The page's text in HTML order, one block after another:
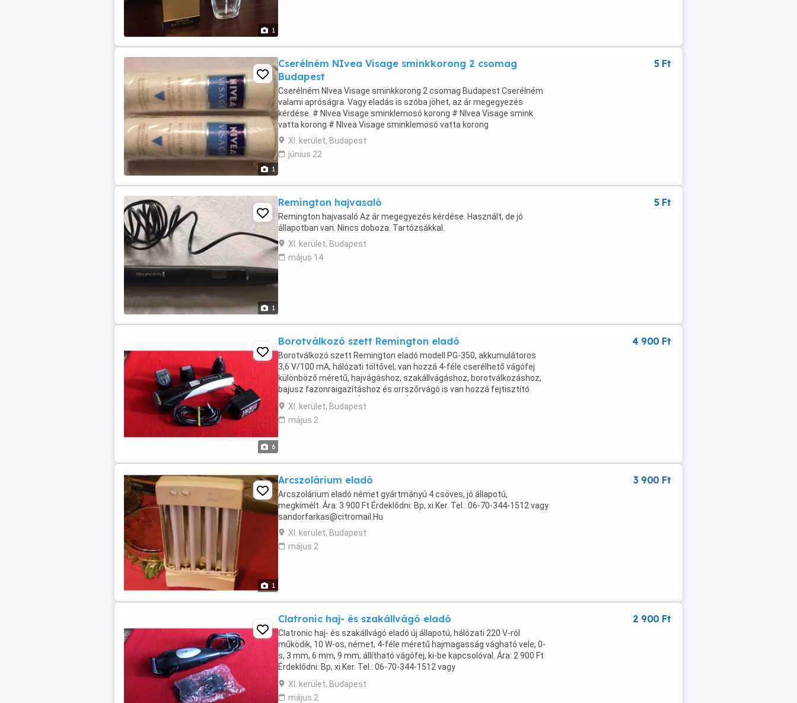
1
1
Cserélném NIvea Visage sminkkorong 2 csomag
Budapest
Cserélném NIvea Visage sminkkorong 2 csomag Budapest Cserélném
valami apróságra. Vagy eladás is szóba jöhet, az ár megegyezés
kérdése. # NIvea Visage sminklemosó korong # NIvea Visage smink
vatta korong # NIvea Visage sminklemosó vatta korong
XI. kerület, Budapest
június 22
5 Ft
1
Remington hajvasaló
Remington hajvasaló Az ár megegyezés kérdése. Használt, de jó
állapotban van. Nincs doboza. Tartózsákkal.
XI. kerület, Budapest
május 14
5 Ft
6
Borotválkozó szett Remington eladó
Borotválkozó szett Remington eladó modell PG-350, akkumulátoros
3,6 V/100 mA, hálózati töltővel, van hozzá 4-féle cserélhető vágófej
különböző méretű, hajvágáshoz, szakállvágáshoz, borotválkozáshoz,
bajusz fazonraigazításhoz és orrszőrvágó is van hozzá fejtisztító
ecsettel, vadonatúj. Ára: 4 900 Ft Érdeklődni: ...
XI. kerület, Budapest
május 2
4 900 Ft
1
Arcszolárium eladó
Arcszolárium eladó német gyártmányú 4 csöves, jó állapotú,
megkímélt. Ára: 3 900 Ft Érdeklődni: Bp, xi.Ker. Tel.: 06-70-344-1512 vagy
sandorfarkas@citromail.Hu
XI. kerület, Budapest
május 2
3 900 Ft
Clatronic haj- és szakállvágó eladó
Clatronic haj- és szakállvágó eladó új állapotú, hálózati 220 V-ról
működik, 10 W-os, német, 4-féle méretű hajmagasság vágható vele, 0-
s, 3 mm, 6 mm, 9 mm, állítható vágófej, ki-be kapcsolóval. Ára: 2 900 Ft
Érdeklődni: Bp, xi.Ker. Tel.: 06-70-344-1512 vagy
sandorfarkas@citromail.Hu
XI. kerület, Budapest
május 2
2 900 Ft